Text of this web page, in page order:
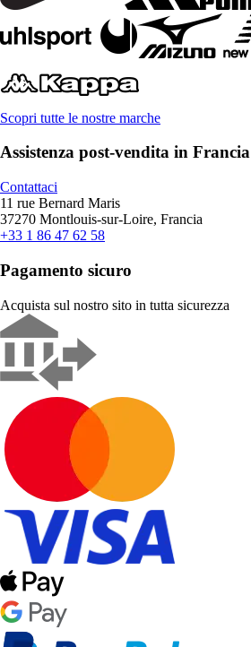
Scopri tutte le nostre marche
Assistenza post-vendita in Francia
Contattaci
11 rue Bernard Maris
37270 Montlouis-sur-Loire, Francia
+33 1 86 47 62 58
Pagamento sicuro
Acquista sul nostro sito in tutta sicurezza